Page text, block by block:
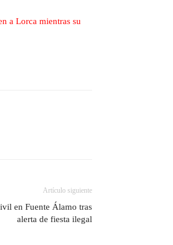
a Lorca mientras su
Artículo siguiente
en Fuente Álamo tras
alerta de fiesta ilegal